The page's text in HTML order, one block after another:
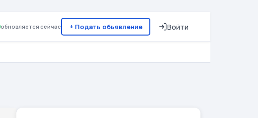
обновляется сейчас + Подать объявление Войти